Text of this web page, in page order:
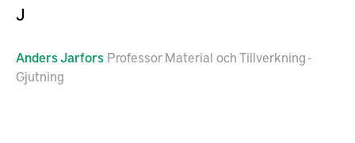
J
AndersJarfors Professor Material och Tillverkning -
Gjutning